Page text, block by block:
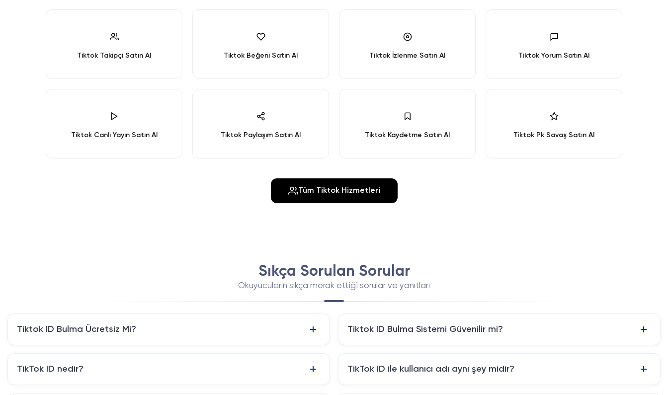
Tiktok Takipçi Satın Al Tiktok Beğeni Satın Al Tiktok İzlenme Satın Al Tiktok Yorum Satın Al
Tiktok Canlı Yayın Satın Al Tiktok Paylaşım Satın Al Tiktok Kaydetme Satın Al Tiktok Pk Savaş Satın Al
Tüm Tiktok Hizmetleri
Sıkça Sorulan Sorular
Okuyucuların sıkça merak ettiği sorular ve yanıtları
Tiktok ID Bulma Ücretsiz Mi? Tiktok ID Bulma Sistemi Güvenilir mi?
TikTok ID nedir? TikTok ID ile kullanıcı adı aynı şey midir?